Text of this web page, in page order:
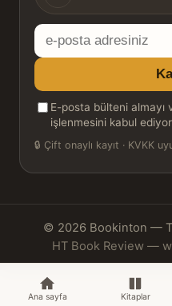
E-
posta
adresiniz
E-posta bülteni almayı
işlenmesini kabul
🔒 Çift onaylı kayıt · KVKK
© 2026 Bookinton —
HT Book Review —
Ana sayfa Kitaplar